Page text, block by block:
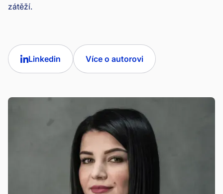
zátěží.
Linkedin Více o autorovi